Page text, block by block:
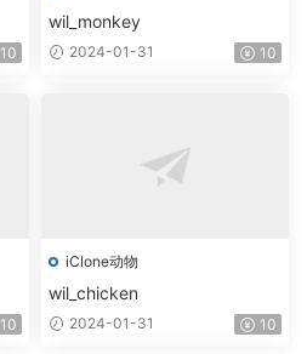
10
wil_monkey
2024-01-31 10
10
iClone动物
wil_chicken
2024-01-31 10